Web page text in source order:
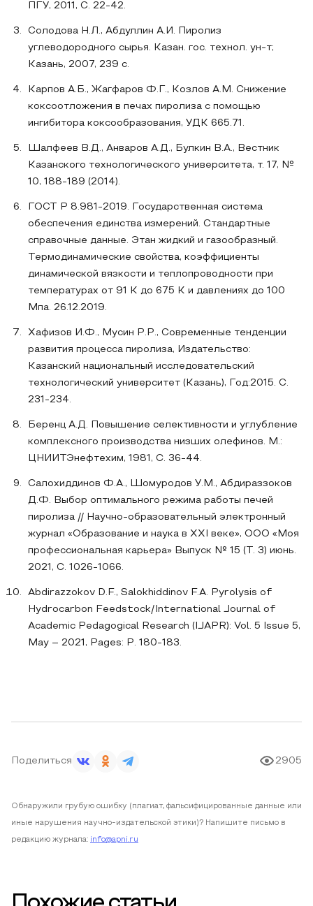
ПГУ, 2011, С. 22-42.
Солодова Н.Л., Абдуллин А.И. Пиролиз
углеводородного сырья. Казан. гос. технол. ун-т;
Казань, 2007, 239 с.
Карпов А.Б., Жагфаров Ф.Г., Козлов А.М. Снижение
коксоотложения в печах пиролиза с помощью
ингибитора коксообразования, УДК 665.71.
Шалфеев В.Д., Анваров А.Д., Булкин В.А., Вестник
Казанского технологического университета, т. 17, №
10, 188-189 (2014).
ГОСТ Р 8.981-2019. Государственная система
обеспечения единства измерений. Стандартные
справочные данные. Этан жидкий и газообразный.
Термодинамические свойства, коэффициенты
динамической вязкости и теплопроводности при
температурах от 91 К до 675 К и давлениях до 100
Мпа. 26.12.2019.
Хафизов И.Ф., Мусин Р.Р., Современные тенденции
развития процесса пиролиза, Издательство:
Казанский национальный исследовательский
технологический университет (Казань), Год:2015. С.
231-234.
Беренц А.Д. Повышение селективности и углубление
комплексного производства низших олефинов. М.:
ЦНИИТЭнефтехим, 1981, С. 36-44.
Салохиддинов Ф.А., Шомуродов У.М., Абдираззоков
Д.Ф. Выбор оптимального режима работы печей
пиролиза // Научно-образовательный электронный
журнал «Образование и наука в XXI веке», ООО «Моя
профессиональная карьера» Выпуск № 15 (Т. 3) июнь.
2021, С. 1026-1066.
Abdirazzokov D.F., Salokhiddinov F.A. Pyrolysis of
Hydrocarbon Feedstock/International Journal of
Academic Pedagogical Research (IJAPR): Vol. 5 Issue 5,
May – 2021, Pages: P. 180-183.
Поделиться 2905
Обнаружили грубую ошибку (плагиат, фальсифицированные данные или
иные нарушения научно-издательской этики)? Напишите письмо в
редакцию журнала: info@apni.ru